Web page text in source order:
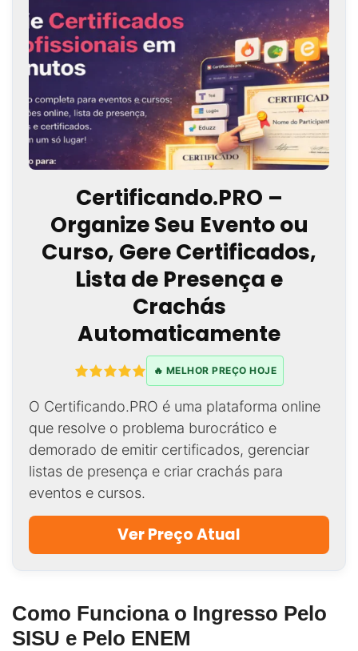
Certificando.PRO –
Organize Seu Evento ou
Curso, Gere Certificados,
Lista de Presença e
Crachás
Automaticamente
🔥 MELHOR PREÇO HOJE
O Certificando.PRO é uma plataforma online
que resolve o problema burocrático e
demorado de emitir certificados, gerenciar
listas de presença e criar crachás para
eventos e cursos.
Ver Preço Atual
Como Funciona o Ingresso Pelo
SISU e Pelo ENEM